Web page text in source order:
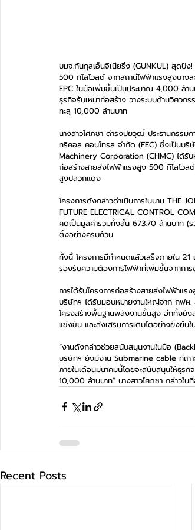
บมจ.กันกุลเอ็นจิเนียริ่ง (GUNKUL) สุดปัง
500 กิโลโวลต์ จากสถานีไฟฟ้าแรงสูงบา
EPC ในมือเพิ่มขึ้นเป็นประมาณ 4,000 ล้า
ธุรกิจรับเหมาก่อสร้าง วางระบบด้านวิศวก
ทะลุ 10,000 ล้านบาท
นางสาวโศภชา ดำรงปิยวุฒิ์ ประธานกรรม
ทริคอล คอนโทรล จำกัด (FEC) ซึ่งเป็นบ
Machinery Corporation (CHMC) ได้รับ
ก่อสร้างสายส่งไฟฟ้าแรงสูง 500 กิโลโวล
สูงปลวกแดง
โครงการดังกล่าวดำเนินการในนาม THE
FUTURE ELECTRICAL CONTROL
คิดเป็นมูลค่ารวมทั้งสิ้น 673.70 ล้านบาท (
ตั้งอย่างครบถ้วน
ทั้งนี้ โครงการมีกำหนดแล้วเสร็จภายใน
รองรับความต้องการไฟฟ้าที่เพิ่มขึ้นจากกา
การได้รับโครงการก่อสร้างสายส่งไฟฟ้าแ
บริษัทฯ ได้รับมอบหมายงานใหญ่จาก กฟผ.
โครงสร้างพื้นฐานพลังงานขั้นสูง อีกทั้งยัง
แข่งขัน และส่งเสริมการเติบโตอย่างยั่งยืนใ
“งานดังกล่าวช่วยสนับสนุนงานในมือ
บริษัทฯ ยังมีงาน Submarine cable ที่เกา
ภายในเดือนมีนาคมนี้โดยจะสนับสนุนให้ธุรกิ
10,000 ล้านบาท” นางสาวโศภชา กล่าวใน
Recent Posts